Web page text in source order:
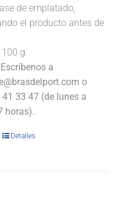
de emplatado,
el producto antes de
100 g.
a
o
41 33 47 (de lunes a
horas).
Detalles